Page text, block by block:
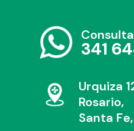
341
Urquiza
Rosario,
Santa